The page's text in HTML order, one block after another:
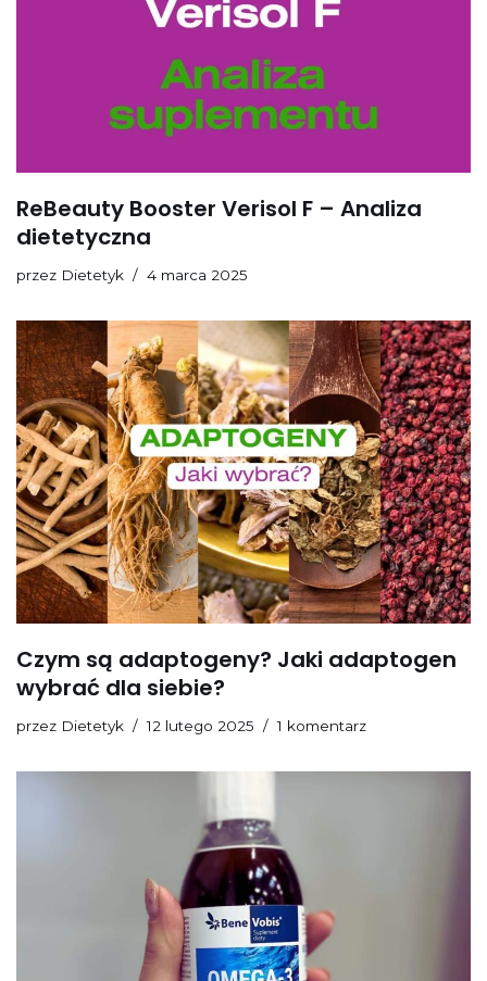
ReBeauty Booster Verisol F – Analiza
dietetyczna
przez Dietetyk 4 marca 2025
Czym są adaptogeny? Jaki adaptogen
wybrać dla siebie?
przez Dietetyk 12 lutego 2025 1 komentarz